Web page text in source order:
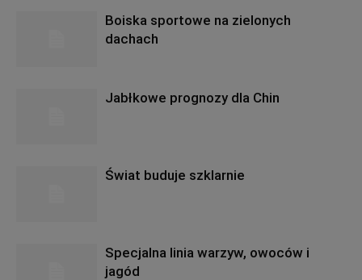
Boiska sportowe na zielonych
dachach
Jabłkowe prognozy dla Chin
Świat buduje szklarnie
Specjalna linia warzyw, owoców i
jagód